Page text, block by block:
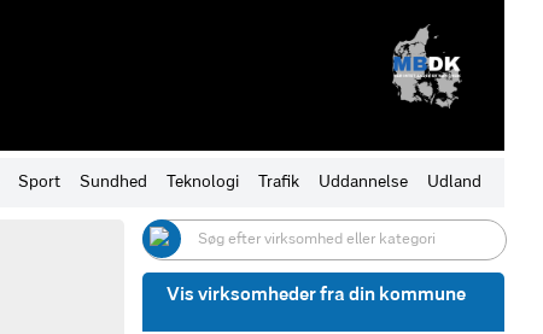
Sport Sundhed Teknologi Trafik Uddannelse Udland
Vis virksomheder fra din kommune